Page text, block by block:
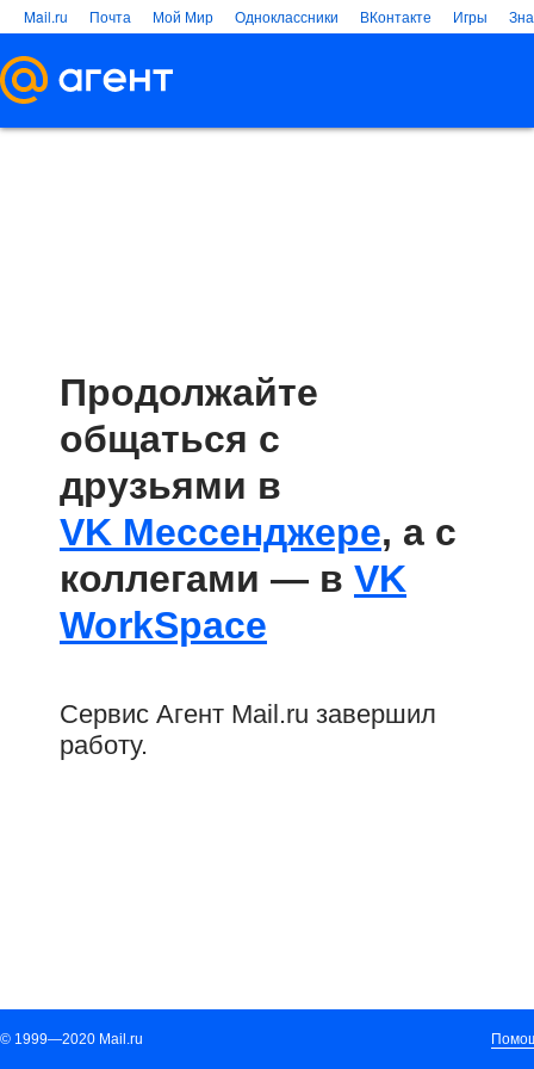
Mail.ru Почта Мой Мир Одноклассники ВКонтакте Игры
Продолжайте
общаться с
друзьями в
VK Мессенджере, а с
коллегами — в VK
WorkSpace
Сервис Агент Мail.ru завершил
работу.
© 1999—2020 Mail.ru